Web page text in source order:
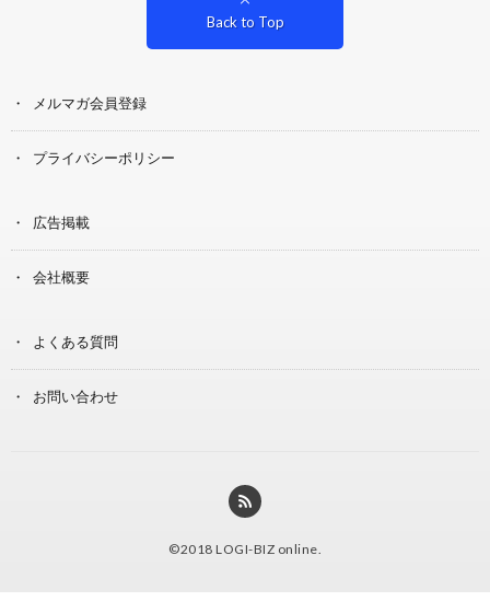
Back to Top
メルマガ会員登録
プライバシーポリシー
広告掲載
会社概要
よくある質問
お問い合わせ
©2018 LOGI-BIZ online